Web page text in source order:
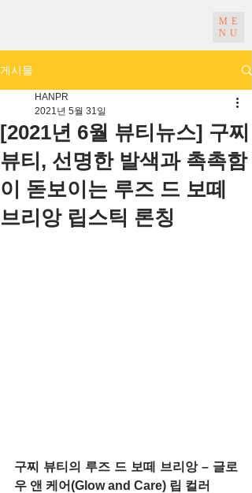
ME
NU
게시물
[2021년 6월 뷰티뉴스] 구찌
뷰티, 선명한 발색과 촉촉함
이 돋보이는 루즈 드 보떼
브리앙 립스틱 론칭
HANPR
2021년 5월 31일
구찌 뷰티의 루즈 드 보떼 브리앙 – 글로
우 앤 케어(Glow and Care) 립 컬러